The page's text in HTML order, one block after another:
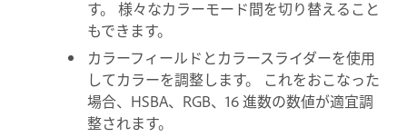
す。 様々なカラーモード間を切り替えること
もできます。
カラーフィールドとカラースライダーを使用
してカラーを調整します。 これをおこなった
場合、HSBA、RGB、16 進数の数値が適宜調
整されます。